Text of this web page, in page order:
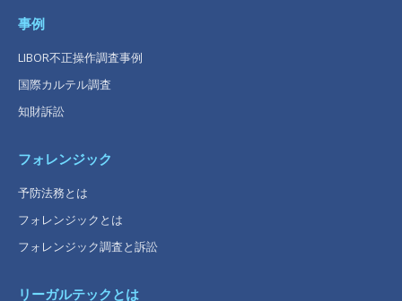
事例
LIBOR不正操作調査事例
国際カルテル調査
知財訴訟
フォレンジック
予防法務とは
フォレンジックとは
フォレンジック調査と訴訟
リーガルテックとは